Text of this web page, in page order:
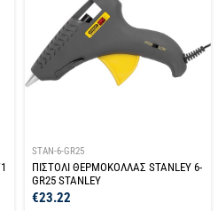
STAN-6-GR25
ΠΙΣΤΟΛΙ ΘΕΡΜΟΚΟΛΛΑΣ STANLEY 6-
GR25 STANLEY
€23.22